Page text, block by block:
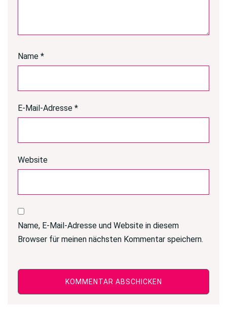
Name *
E-Mail-Adresse *
Website
Name, E-Mail-Adresse und Website in diesem
Browser für meinen nächsten Kommentar speichern.